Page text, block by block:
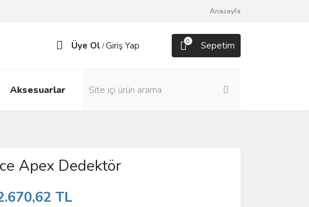
Anasayfa
Üye Ol /Giriş Yap 0 Sepetim
Aksesuarlar
Apex Dedektör
TL